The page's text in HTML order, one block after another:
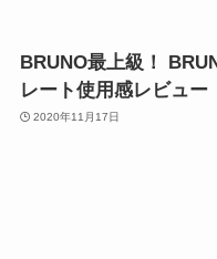
BRUNO最上級！
レート使用感レビュー
2020年11月17日